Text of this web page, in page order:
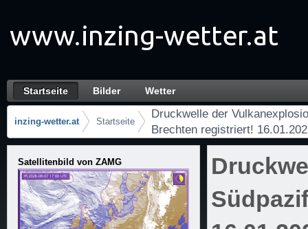
Druckwelle der Vulkanexplosion im
Startseite
Navigation
Startseite Bilder Wetter
Brotkrumen (Wo bin ich?)
inzing-wetter.at Startseite
Druckwelle der
Brechten registriert!
Satellitenbild von ZAMG